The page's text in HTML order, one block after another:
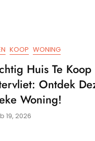
KOOP WONING
Huis Te Koop
Ontdek
Woning!
19, 2026